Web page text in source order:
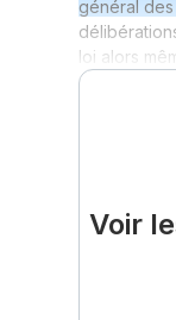
général
loi alors
Voir